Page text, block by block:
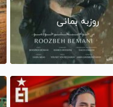
روزبه بمانی